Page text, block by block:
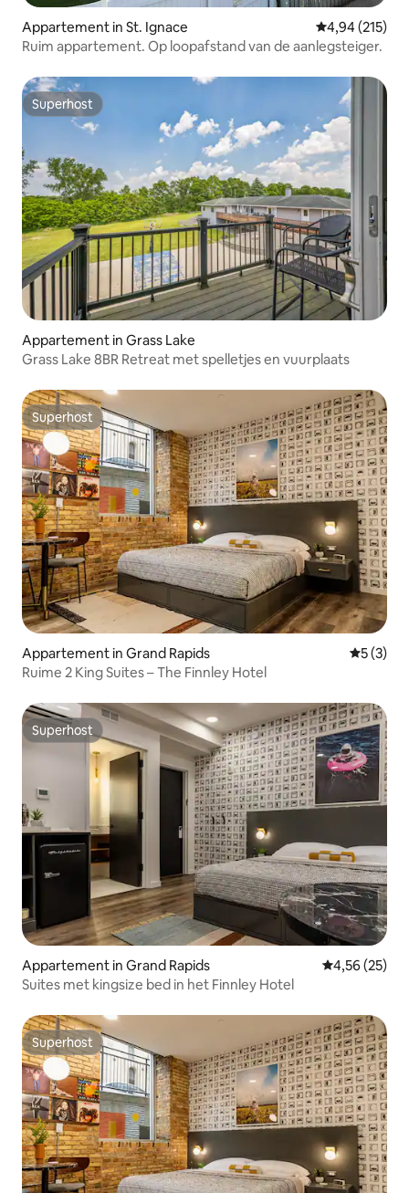
Appartement in St. Ignace Gemiddelde
4,94 (215)
Ruim appartement. Op loopafstand van de aanlegsteiger.
Superhost
Superhost
Appartement in Grass Lake
Grass Lake 8BR Retreat met spelletjes en vuurplaats
Superhost
Superhost
Appartement in Grand Rapids
5 (3)
Ruime 2 King Suites – The Finnley Hotel
Superhost
Superhost
Appartement in Grand Rapids Gemiddelde
4,56 (25)
Suites met kingsize bed in het Finnley Hotel
Superhost
Superhost